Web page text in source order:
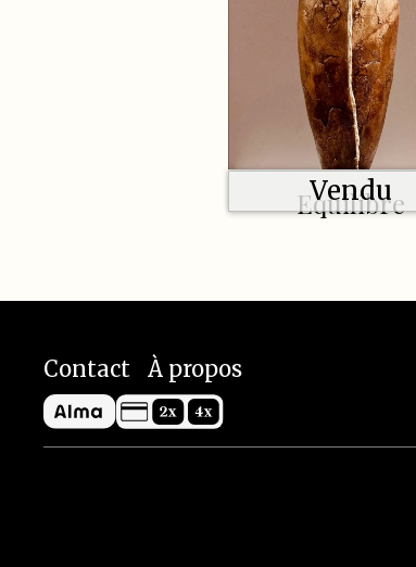
Vendu
Equilibre
Contact
À propos